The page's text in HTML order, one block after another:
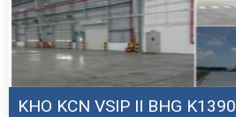
KHO KCN VSIP II BHG K1390